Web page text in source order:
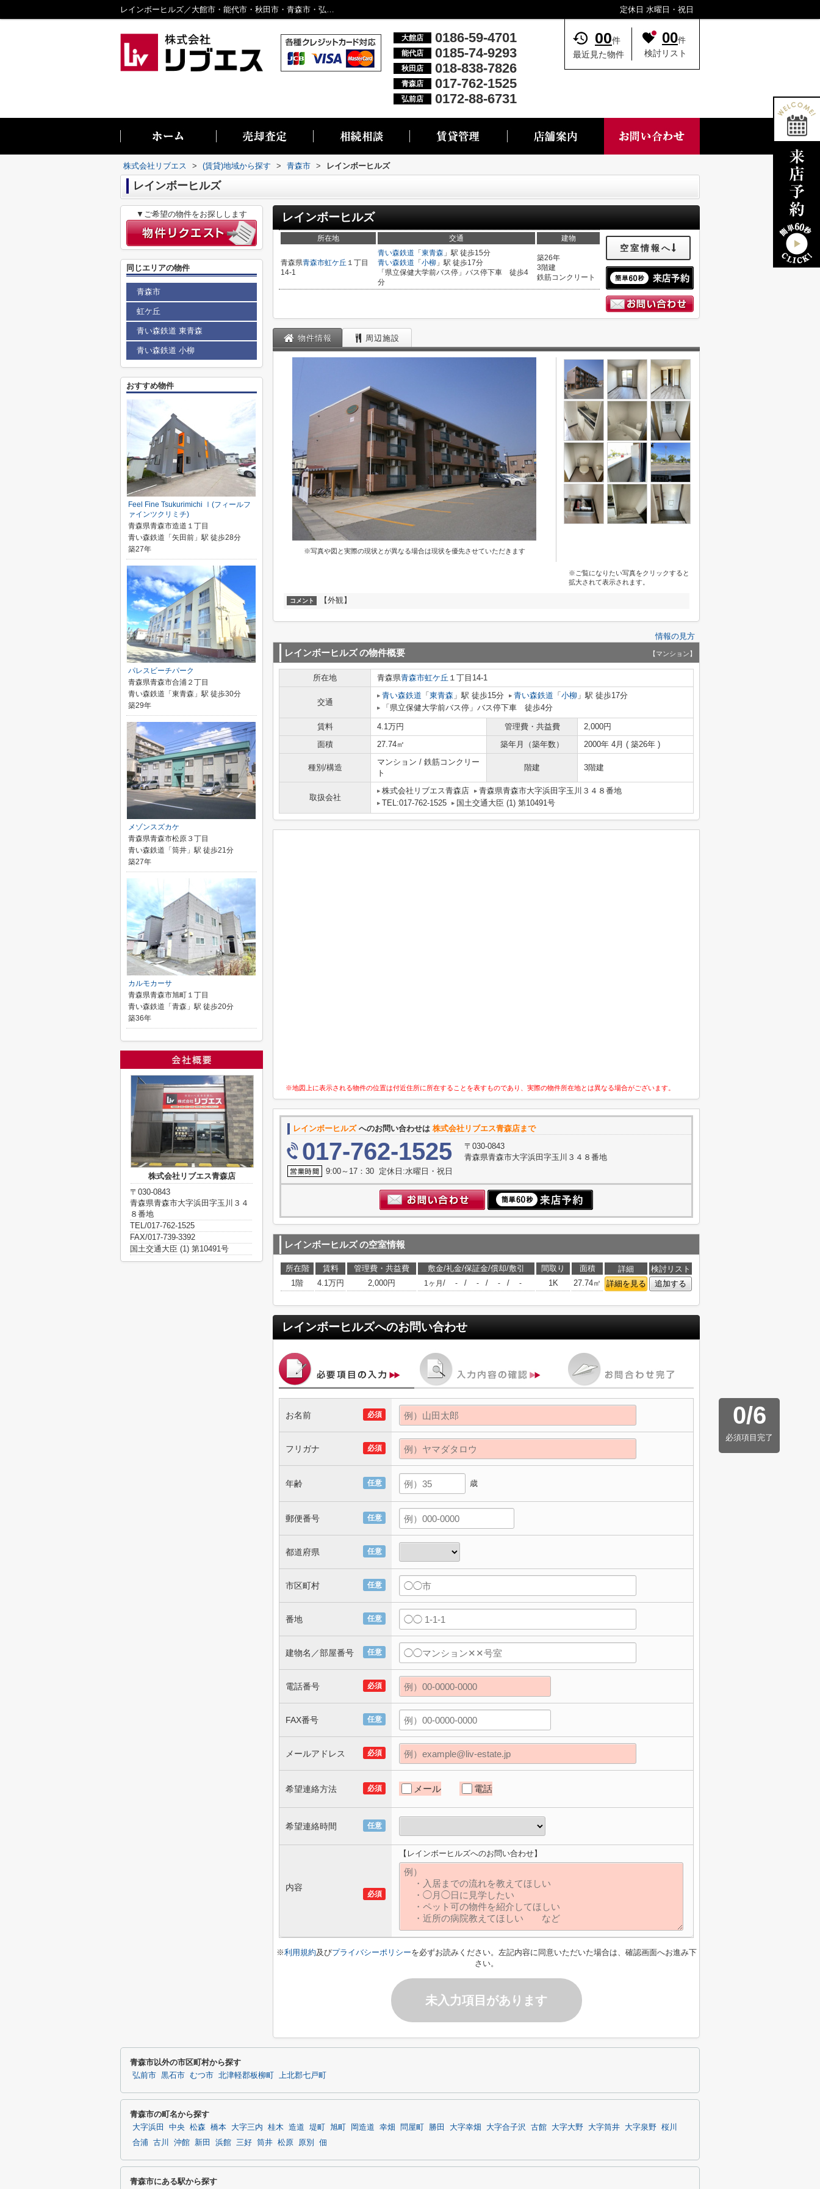
レインボーヒルズ／大館市・能代市・秋田市・青森市・弘前市の不動産情報なら株式会社リブエス 定休日 水曜日・祝日
大館店 0186-59-4701
能代店 0185-74-9293
秋田店 018-838-7826
青森店 017-762-1525
弘前店 0172-88-6731
00件
最近見た物件
00件
検討リスト
株式会社リブエス > (賃貸)地域から探す > 青森市 > レインボーヒルズ
レインボーヒルズ
レインボーヒルズ
所在地 交通 建物
青森県青森市虹ケ丘 １丁目
14-1
青い森鉄道 「 東青森 」駅 徒歩15分
青い森鉄道 「 小柳 」駅 徒歩17分
「県立保健大学前バス停」バス停下車 徒歩4
分
築26年
3階建
鉄筋コンクリート
空室情報へ
物件情報 周辺施設
※写真や図と実際の現状とが異なる場合は現状を優先させていただきます
※ご覧になりたい写真をクリックすると
拡大されて表示されます。
コメント 【外観】
情報の見方
レインボーヒルズの物件概要 【マンション】
所在地 青森県青森市虹ケ丘 １丁目14-1
交通
青い森鉄道 「 東青森 」駅 徒歩15分 青い森鉄道 「 小柳 」駅 徒歩17分
「県立保健大学前バス停」バス停下車 徒歩4分
賃料 4.1万円 管理費・共益費
2,000円
面積
27.74㎡ 築年月（築年数） 2000年 4月 ( 築26年 )
種別/構造
マンション / 鉄筋コンクリー
ト
階建 3階建
取扱会社
株式会社リブエス青森店
青森県青森市大字浜田字玉川３４８番地
TEL:017-762-1525
国土交通大臣 (1) 第10491号
※地図上に表示される物件の位置は付近住所に所在することを表すものであり、実際の物件所在地とは異なる場合がございます。
レインボーヒルズへのお問い合わせは 株式会社リブエス青森店まで
017-762-1525
〒030-0843
青森県青森市大字浜田字玉川３４８番地
9:00～17：30 定休日:水曜日・祝日
レインボーヒルズの空室情報
所在階 賃料 管理費・共益費 敷金/礼金/保証金/償却/敷引 間取り 面積 詳細
検討リスト
1階
4.1万円 2,000円 1ヶ月 / - / - / - / - 1K 27.74㎡ 詳細を見る 追加する
レインボーヒルズへのお問い合わせ
0/6
必須項目完了
必須
お名前
必須
フリガナ
任意
年齢 歳
任意
郵便番号
任意
都道府県
任意
市区町村
任意
番地
任意
建物名／部屋番号
必須
電話番号
任意
FAX番号
必須
メールアドレス
必須
希望連絡方法 メール 電話
任意
希望連絡時間
必須
内容
【レインボーヒルズへのお問い合わせ】
※利用規約及びプライバシーポリシーを必ずお読みください。左記内容に同意いただいた場合は、確認画面へお進み下
さい。
未入力項目があります
▼ご希望の物件をお探しします
同じエリアの物件
青森市
虹ケ丘
青い森鉄道 東青森
青い森鉄道 小柳
おすすめ物件
Feel Fine Tsukurimichi Ⅰ(フィールフ
ァインツクリミチ)
青森県青森市造道１丁目
青い森鉄道「矢田前」駅 徒歩28分
築27年
パレスビーチパーク
青森県青森市合浦２丁目
青い森鉄道「東青森」駅 徒歩30分
築29年
メゾンスズカケ
青森県青森市松原３丁目
青い森鉄道「筒井」駅 徒歩21分
築27年
カルモカーサ
青森県青森市旭町１丁目
青い森鉄道「青森」駅 徒歩20分
築36年
株式会社リブエス青森店
〒030-0843
青森県青森市大字浜田字玉川３４
８番地
TEL/017-762-1525
FAX/017-739-3392
国土交通大臣 (1) 第10491号
青森市以外の市区町村から探す
弘前市 黒石市 むつ市 北津軽郡板柳町 上北郡七戸町
青森市の町名から探す
大字浜田 中央 松森 橋本 大字三内 桂木 造道 堤町 旭町 岡造道 幸畑 問屋町 勝田 大字幸畑 大字合子沢 古館 大字大野 大字筒井 大字泉野 桜川
合浦 古川 沖館 新田 浜館 三好 筒井 松原 原別 佃
青森市にある駅から探す